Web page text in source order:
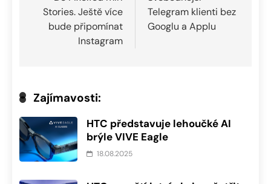
příspěvek
Stories. Ještě více
bude připomínat
Instagram
Telegram klienti bez
Googlu a Applu
Zajímavosti:
HTC představuje lehoučké AI
brýle VIVE Eagle
18.08.2025